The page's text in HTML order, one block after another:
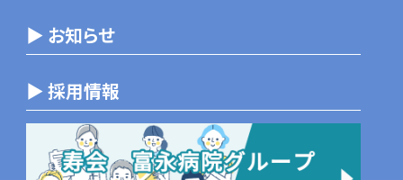
▶ お知らせ
▶ 採用情報